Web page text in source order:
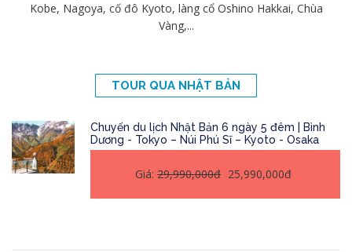
Kobe, Nagoya, cố đô Kyoto, làng cổ Oshino Hakkai, Chùa
Vàng,...
TOUR QUA NHẬT BẢN
Chuyến du lịch Nhật Bản 6 ngày 5 đêm | Bình
Dương - Tokyo – Núi Phú Sĩ – Kyoto - Osaka
Giá: 29,990,000đ 25,990,000đ